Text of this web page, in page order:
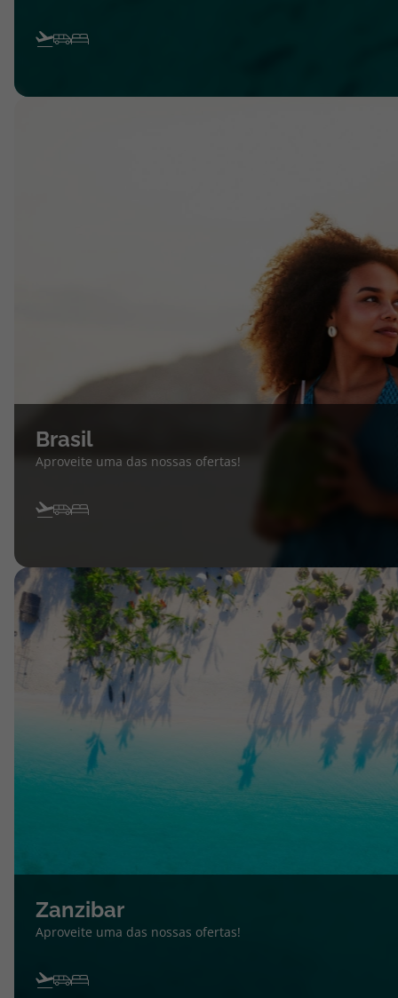
Brasil
Aproveite uma das nossas ofertas!
Zanzibar
Aproveite uma das nossas ofertas!